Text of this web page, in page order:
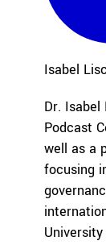
Isabel
Dr. Isabel
Podcast
well as a
focusing